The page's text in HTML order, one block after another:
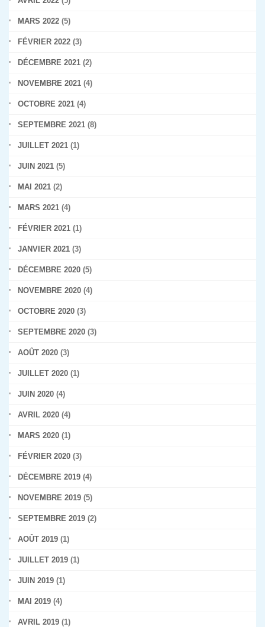
MARS 2022 (5)
FÉVRIER 2022 (3)
DÉCEMBRE 2021 (2)
NOVEMBRE 2021 (4)
OCTOBRE 2021 (4)
SEPTEMBRE 2021 (8)
JUILLET 2021 (1)
JUIN 2021 (5)
MAI 2021 (2)
MARS 2021 (4)
FÉVRIER 2021 (1)
JANVIER 2021 (3)
DÉCEMBRE 2020 (5)
NOVEMBRE 2020 (4)
OCTOBRE 2020 (3)
SEPTEMBRE 2020 (3)
AOÛT 2020 (3)
JUILLET 2020 (1)
JUIN 2020 (4)
AVRIL 2020 (4)
MARS 2020 (1)
FÉVRIER 2020 (3)
DÉCEMBRE 2019 (4)
NOVEMBRE 2019 (5)
SEPTEMBRE 2019 (2)
AOÛT 2019 (1)
JUILLET 2019 (1)
JUIN 2019 (1)
MAI 2019 (4)
AVRIL 2019 (1)